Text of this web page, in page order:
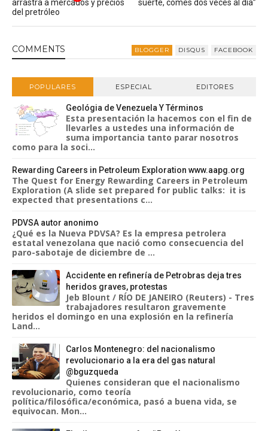
suerte, comes dos veces al día”
arrastra a mercados y precios
del pretróleo
COMMENTS BLOGGER DISQUS FACEBOOK
POPULARES ESPECIAL EDITORES
Geológia de Venezuela Y Términos
Esta presentación la hacemos con el fin de
llevarles a ustedes una información de
suma importancia tanto parar nosotros
como para la soci...
Rewarding Careers in Petroleum Exploration www.aapg.org
The Quest for Energy Rewarding Careers in Petroleum
Exploration (A slide set prepared for public talks: it is
expected that presentations c...
PDVSA autor anonimo
¿Qué es la Nueva PDVSA? Es la empresa petrolera
estatal venezolana que nació como consecuencia del
paro-sabotaje de diciembre de ...
Accidente en refinería de Petrobras deja tres
heridos graves, protestas
Jeb Blount / RÍO DE JANEIRO (Reuters) - Tres
trabajadores resultaron gravemente
heridos el domingo en una explosión en la refinería
Land...
Carlos Montenegro: del nacionalismo
revolucionario a la era del gas natural
@bguzqueda
Quienes consideran que el nacionalismo
revolucionario, como teoría
política/filosófica/económica, pasó a buena vida, se
equivocan. Mon...